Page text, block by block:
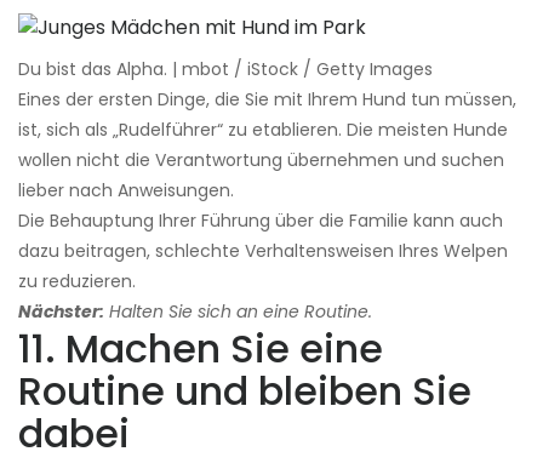
Du bist das Alpha. | mbot / iStock / Getty Images
Eines der ersten Dinge, die Sie mit Ihrem Hund tun müssen,
ist, sich als „Rudelführer“ zu etablieren. Die meisten Hunde
wollen nicht die Verantwortung übernehmen und suchen
lieber nach Anweisungen.
Die Behauptung Ihrer Führung über die Familie kann auch
dazu beitragen, schlechte Verhaltensweisen Ihres Welpen
zu reduzieren.
Nächster: Halten Sie sich an eine Routine.
11. Machen Sie eine
Routine und bleiben Sie
dabei